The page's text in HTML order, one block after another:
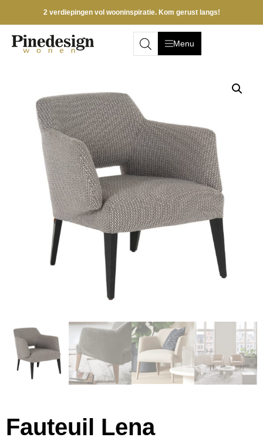
2 verdiepingen vol wooninspiratie. Kom gerust langs!
Menu
Fauteuil Lena